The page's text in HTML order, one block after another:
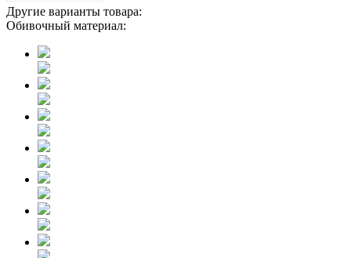
Другие варианты товара:
Обивочный материал: